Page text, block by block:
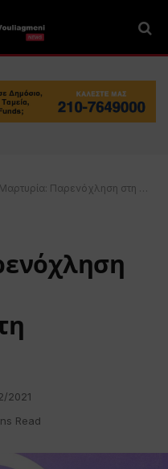
Μαρτυρία: Παρενόχληση στη στάση του λεωφορείου στη Βουλιαγμένη
2021
Read